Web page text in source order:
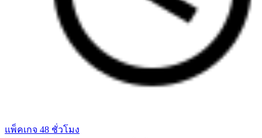
แพ็คเกจ 48 ชั่วโมง